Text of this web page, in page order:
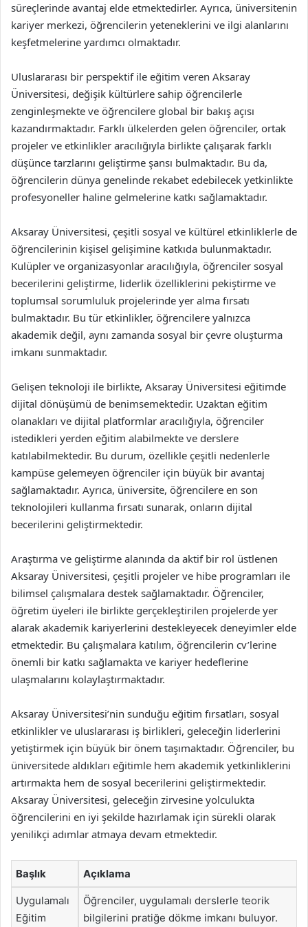
süreçlerinde avantaj elde etmektedirler. Ayrıca, üniversitenin
kariyer merkezi, öğrencilerin yeteneklerini ve ilgi alanlarını
keşfetmelerine yardımcı olmaktadır.
Uluslararası bir perspektif ile eğitim veren Aksaray
Üniversitesi, değişik kültürlere sahip öğrencilerle
zenginleşmekte ve öğrencilere global bir bakış açısı
kazandırmaktadır. Farklı ülkelerden gelen öğrenciler, ortak
projeler ve etkinlikler aracılığıyla birlikte çalışarak farklı
düşünce tarzlarını geliştirme şansı bulmaktadır. Bu da,
öğrencilerin dünya genelinde rekabet edebilecek yetkinlikte
profesyoneller haline gelmelerine katkı sağlamaktadır.
Aksaray Üniversitesi, çeşitli sosyal ve kültürel etkinliklerle de
öğrencilerinin kişisel gelişimine katkıda bulunmaktadır.
Kulüpler ve organizasyonlar aracılığıyla, öğrenciler sosyal
becerilerini geliştirme, liderlik özelliklerini pekiştirme ve
toplumsal sorumluluk projelerinde yer alma fırsatı
bulmaktadır. Bu tür etkinlikler, öğrencilere yalnızca
akademik değil, aynı zamanda sosyal bir çevre oluşturma
imkanı sunmaktadır.
Gelişen teknoloji ile birlikte, Aksaray Üniversitesi eğitimde
dijital dönüşümü de benimsemektedir. Uzaktan eğitim
olanakları ve dijital platformlar aracılığıyla, öğrenciler
istedikleri yerden eğitim alabilmekte ve derslere
katılabilmektedir. Bu durum, özellikle çeşitli nedenlerle
kampüse gelemeyen öğrenciler için büyük bir avantaj
sağlamaktadır. Ayrıca, üniversite, öğrencilere en son
teknolojileri kullanma fırsatı sunarak, onların dijital
becerilerini geliştirmektedir.
Araştırma ve geliştirme alanında da aktif bir rol üstlenen
Aksaray Üniversitesi, çeşitli projeler ve hibe programları ile
bilimsel çalışmalara destek sağlamaktadır. Öğrenciler,
öğretim üyeleri ile birlikte gerçekleştirilen projelerde yer
alarak akademik kariyerlerini destekleyecek deneyimler elde
etmektedir. Bu çalışmalara katılım, öğrencilerin cv’lerine
önemli bir katkı sağlamakta ve kariyer hedeflerine
ulaşmalarını kolaylaştırmaktadır.
Aksaray Üniversitesi’nin sunduğu eğitim fırsatları, sosyal
etkinlikler ve uluslararası iş birlikleri, geleceğin liderlerini
yetiştirmek için büyük bir önem taşımaktadır. Öğrenciler, bu
üniversitede aldıkları eğitimle hem akademik yetkinliklerini
artırmakta hem de sosyal becerilerini geliştirmektedir.
Aksaray Üniversitesi, geleceğin zirvesine yolculukta
öğrencilerini en iyi şekilde hazırlamak için sürekli olarak
yenilikçi adımlar atmaya devam etmektedir.
Başlık Açıklama
Uygulamalı
Eğitim
Öğrenciler, uygulamalı derslerle teorik
bilgilerini pratiğe dökme imkanı buluyor.